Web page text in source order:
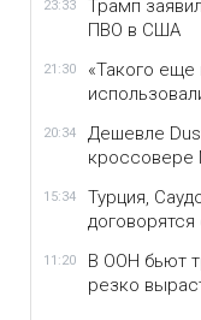
23:33
Трамп
ПВО в США
21:30
«Такого
20:34
Дешевле
кроссовере
15:34
Турция,
11:20
В ООН бьют
резко